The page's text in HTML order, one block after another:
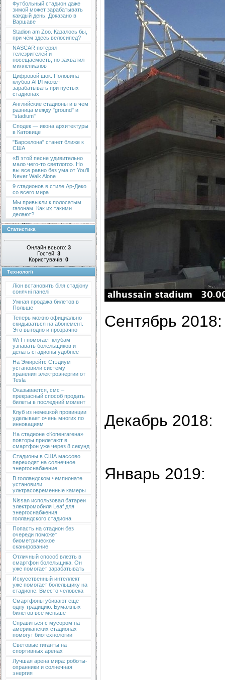
Футбольный стадион даже
зимой может зарабатывать
каждый день. Доказано в
Варшаве
Stadion am Zoo. Казалось бы,
при чём здесь велосипед?
NASCAR потерял
телезрителей и
посещаемость, но захватил
миллениалов
Цифровой шок. Половина
клубов АПЛ может
зарабатывать при пустых
стадионах
Английские стадионы и в чем
разница между "ground" и
"stadium"
Сподек — икона архитектуры
в Катовице
"Барселона" станет ближе к
США
«В этой песне удивительно
мало чего-то светлого». Но
вы все равно без ума от You’ll
Never Walk Alone
9 стадионов в стиле Ар-Деко
со всего мира
Мы привыкли к полосатым
газонам. Как их такими
делают?
Статистика
Онлайн всього: 3
Гостей: 3
Користувачів: 0
Технології
Ліон встановить біля стадіону
сонячні панелі
Умная продажа билетов в
Польше
Теперь можно официально
скидываться на абонемент.
Это выгодно и прозрачно
Wi-Fi помогает клубам
узнавать болельщиков и
делать стадионы удобнее
На Эмирейтс Стэдиум
установили систему
хранения электроэнергии от
Tesla
Оказывается, смс –
прекрасный способ продать
билеты в последний момент
Клуб из немецкой провинции
уделывает очень многих по
инновациям
На стадионе «Копенгагена»
повторы прилетают в
смартфон уже через 8 секунд
Стадионы в США массово
переходят на солнечное
энергоснабжение
В голландском чемпионате
установили
ультрасовременные камеры
Nissan использовал батареи
электромобиля Leaf для
энергоснабжения
голландского стадиона
Попасть на стадион без
очереди поможет
биометрическое
сканирование
Отличный способ влезть в
смартфон болельщика. Он
уже помогает зарабатывать
Искусственный интеллект
уже помогает болельщику на
стадионе. Вместо человека
Смартфоны убивают еще
одну традицию. Бумажных
билетов все меньше
Справиться с мусором на
американских стадионах
помогут биотехнологии
Световые гиганты на
спортивных аренах
Лучшая арена мира: роботы-
охранники и солнечная
энергия
Сентябрь 2018:
Декабрь 2018:
Январь 2019: